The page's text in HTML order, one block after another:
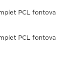
PCL fontova
PCL fontova